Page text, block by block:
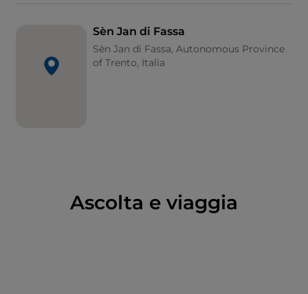
Monzoni, che ospita la più completa collezione
privata di minerali dolomitici emersi dal mare 250 ml
di anni fa. Il santuario di Santa Giuliana, la cui
esistenza è documentata fin dal 1237, è uno dei più
presente anche il Museo Ladino di Fassa, lo “scrigno
della memoria” che raccoglie le collezioni
Sèn Jan di Fassa
Sèn Jan di Fassa, Autonomous Province
of Trento, Italia
Ascolta e viaggia